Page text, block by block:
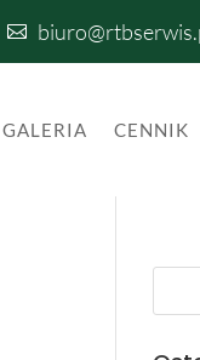

GALERIA CENNIK